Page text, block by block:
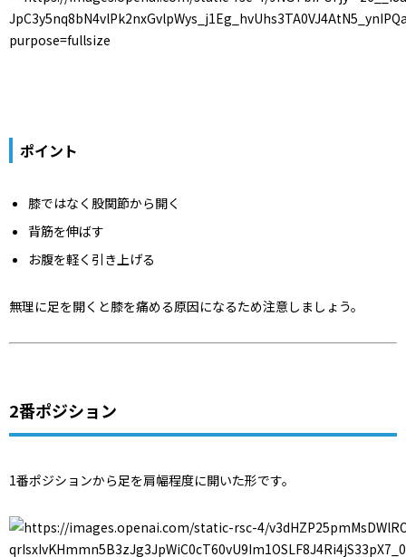
ポイント
膝ではなく股関節から開く
背筋を伸ばす
お腹を軽く引き上げる
無理に足を開くと膝を痛める原因になるため注意しましょう。
2番ポジション
1番ポジションから足を肩幅程度に開いた形です。